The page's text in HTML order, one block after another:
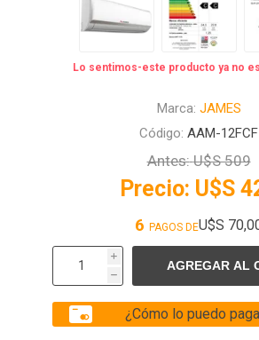
Lo sentimos-este producto ya no
Marca: JAMES
Código: AAM-12FCF
Antes: U$S 509
Precio: U$S
6 PAGOS DEU$S
i
h
¿Cómo lo puedo